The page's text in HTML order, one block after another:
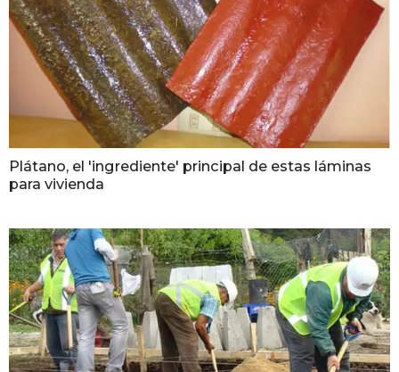
Plátano, el 'ingrediente' principal de estas láminas
para vivienda